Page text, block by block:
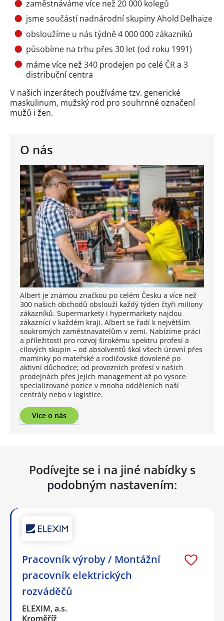
O nás
Albert je známou značkou po celém Česku a více než
300 našich obchodů obslouží každý týden čtyři miliony
zákazníků. Supermarkety i hypermarkety najdou
zákazníci v každém kraji. Albert se řadí k největším
soukromých zaměstnavatelům v zemi. Nabízíme práci
a příležitosti pro rozvoj širokému spektru profesí a
cílových skupin – od absolventů škol všech úrovní přes
maminky po mateřské a rodičovské dovolené po
aktivní důchodce; od provozních profesí v našich
prodejnách přes jejich management až po vysoce
specializované pozice v mnoha odděleních naší
centrály nebo v logistice.
Více o nás
zaměstnáváme více než 20 000 kolegů
jsme součástí nadnárodní skupiny Ahold Delhaize
obsloužíme u nás týdně 4 000 000 zákazníků
působíme na trhu přes 30 let (od roku 1991)
máme více než 340 prodejen po celé ČR a 3
distribuční centra
V našich inzerátech používáme tzv. generické
maskulinum, mužský rod pro souhrnné označení
mužů i žen.
Podívejte se i na jiné nabídky s
podobným nastavením:
Pracovník výroby / Montážní
pracovník elektrických
rozváděčů
ELEXIM, a.s.
Kroměříž